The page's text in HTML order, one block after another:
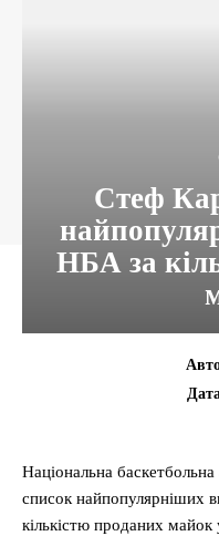
Стеф
НБА за
Національна
список найпопулярніших
кількістю проданих майок